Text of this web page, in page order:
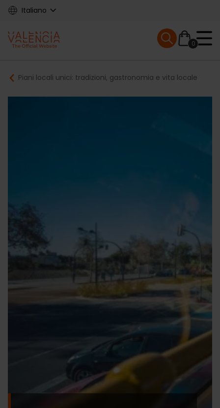
Skip
content
Italiano
Main
navigation
0
Mobile menu
Breadcrumb
Piani locali unici: tradizioni, gastronomia e vita locale